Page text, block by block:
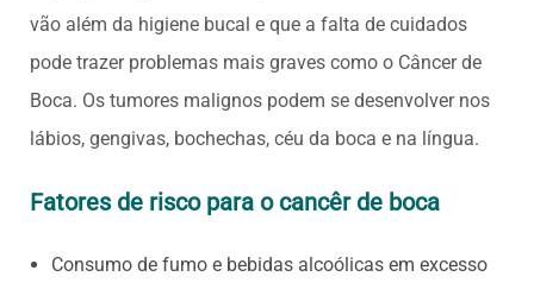
vão além da higiene bucal e que a falta de cuidados
pode trazer problemas mais graves como o Câncer de
Boca. Os tumores malignos podem se desenvolver nos
lábios, gengivas, bochechas, céu da boca e na língua.
Fatores de risco para o cancêr de boca
Consumo de fumo e bebidas alcoólicas em excesso